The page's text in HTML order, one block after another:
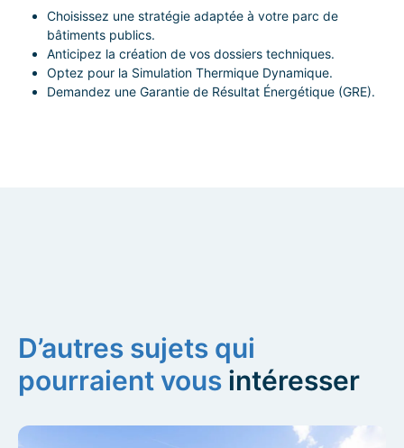
Choisissez une stratégie adaptée à votre parc de
bâtiments publics.
Anticipez la création de vos dossiers techniques.
Optez pour la Simulation Thermique Dynamique.
Demandez une Garantie de Résultat Énergétique (GRE).
D’autres sujets qui
pourraient vous intéresser